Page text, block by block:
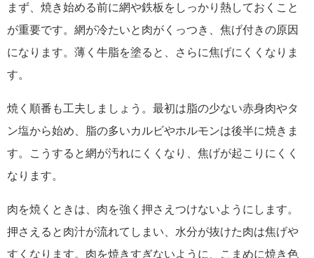
まず、焼き始める前に網や鉄板をしっかり熱しておくこと
が重要です。網が冷たいと肉がくっつき、焦げ付きの原因
になります。薄く牛脂を塗ると、さらに焦げにくくなりま
す。
焼く順番も工夫しましょう。最初は脂の少ない赤身肉やタ
ン塩から始め、脂の多いカルビやホルモンは後半に焼きま
す。こうすると網が汚れにくくなり、焦げが起こりにくく
なります。
肉を焼くときは、肉を強く押さえつけないようにします。
押さえると肉汁が流れてしまい、水分が抜けた肉は焦げや
すくなります。肉を焼きすぎないように、こまめに焼き色